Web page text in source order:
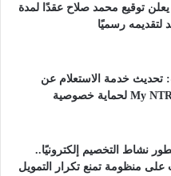
توقيع محمد صلاح عقدًا لمدة
رسميًا
تحديث خدمة الاستعلام عن
الخطوط عبر My NTRA لحماية خصوصية
تطور نشاط التخصيم إلكترونيًا..
منظومة تمنع تكرار التمويل